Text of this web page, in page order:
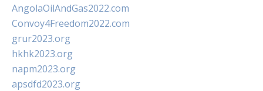
AngolaOilAndGas2022.com
Convoy4Freedom2022.com
grur2023.org
hkhk2023.org
napm2023.org
apsdfd2023.org